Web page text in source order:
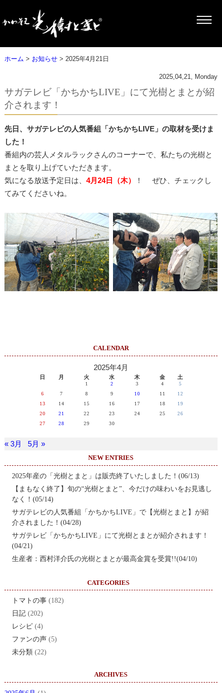
ホーム > お知らせ> 2025年4月21日
2025,04,21, Monday
サガテレビ「かちかちLIVE」にて光樹とまとが紹
介されます！
先日、サガテレビの人気番組「かちかちLIVE」の取材を受けま
した！
番組内の芸人メタルラックさんのコーナーで、私たちの光樹と
まとを取り上げていただきます。
気になる放送予定日は、 4月24日（木）
！ ぜひ、チェックし
てみてくださいね。
CALENDAR
2025年4月
日 月 火 水 木 金 土
1 2 3 4
5
6
7 8 9 10 11
12
13
14 15 16 17 18
19
20
21 22 23 24 25
26
27
28 29 30
« 3月 5月 »
NEW ENTRIES
2025年産の「光樹とまと」は販売終了いたしました！(06/13)
【まもなく終了】旬の“光樹とまと”、今だけの味わいをお見逃し
なく！(05/14)
サガテレビの人気番組「かちかちLIVE」で【光樹とまと】が紹
介されました！(04/28)
サガテレビ「かちかちLIVE」にて光樹とまとが紹介されます！
(04/21)
生産者：西村洋介氏の光樹とまとが最高金賞を受賞!!(04/10)
CATEGORIES
トマトの事(182)
日記(202)
レシピ(4)
ファンの声(5)
未分類 (22)
ARCHIVES